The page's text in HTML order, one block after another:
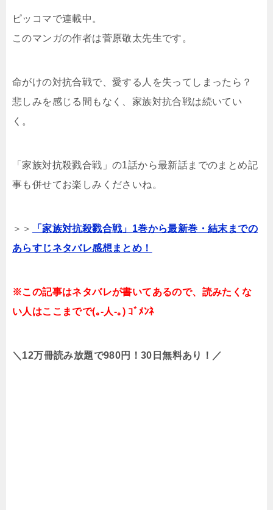
ピッコマで連載中。
このマンガの作者は菅原敬太先生です。
命がけの対抗合戦で、愛する人を失ってしまったら？
悲しみを感じる間もなく、家族対抗合戦は続いてい
く。
「家族対抗殺戮合戦」の1話から最新話までのまとめ記
事も併せてお楽しみくださいね。
＞＞
「家族対抗殺戮合戦」1巻から最新巻・結末までの
あらすじネタバレ感想まとめ！
※この記事はネタバレが書いてあるので、読みたくな
い人はここまでで(｡-人-｡) ｺﾞﾒﾝﾈ
＼12万冊読み放題で980円！30日無料あり！／